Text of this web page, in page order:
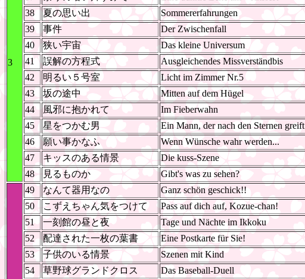
3
38
夏の思い出
Sommererfahrungen
39
事件
Der Zwischenfall
40
狭い宇宙
Das kleine Universum
41
誤解の方程式
Ausgleichendes Missverständbis
42
明るい５号室
Licht im Zimmer Nr.5
43
坂の途中
Mitten auf dem Hügel
44
風邪に抱かれて
Im Fieberwahn
45
星をつかむ男
Ein Mann, der nach den Sternen greift
46
願い事かなふ
Wenn Wünsche wahr werden...
47
キッスのある情景
Die kuss-Szene
48
見るものか Gibt's was zu sehen?
49 なんて器用なの
Ganz schön geschick!!
50
こずえちゃん気をつけて
Pass auf dich auf, Kozue-chan!
51
一刻館の昼と夜
Tage und Nächte im Ikkoku
52
配達された一枚の葉書
Eine Postkarte für Sie!
53
子供のいる情景
Szenen mit Kind
54
草野球グランドクロス
Das Baseball-Duell